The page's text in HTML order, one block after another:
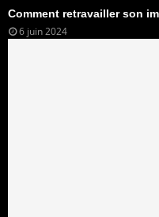
Comment retravailler son
6 juin 2024